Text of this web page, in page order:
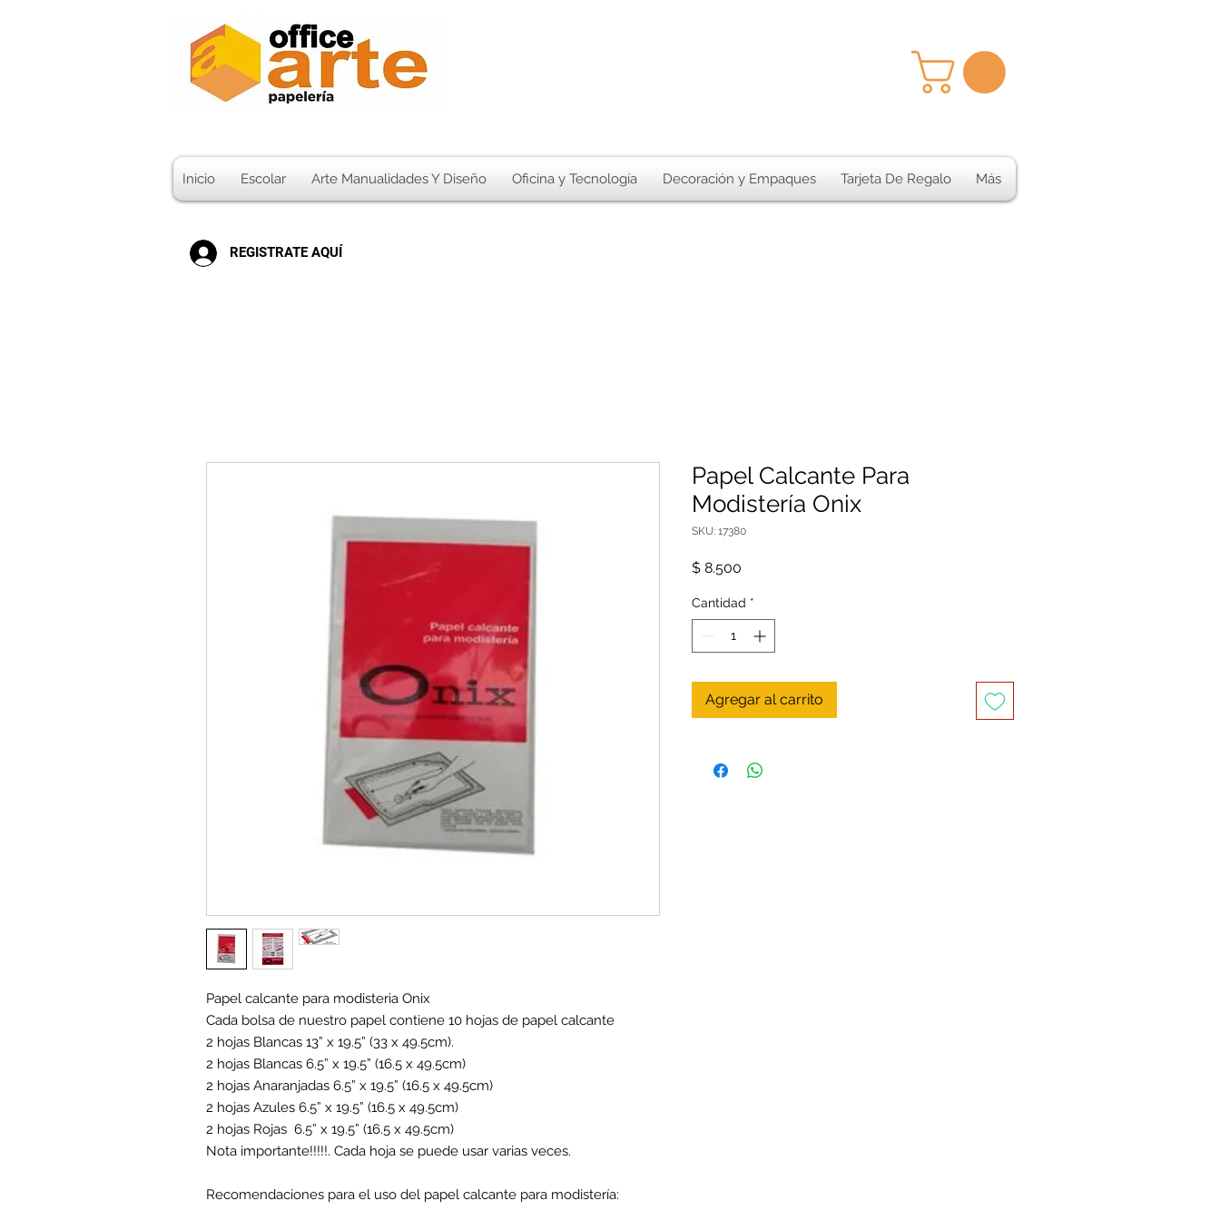
Inicio Escolar Arte Manualidades Y Diseño Oficina y Tecnología Decoración y Empaques Tarjeta De Regalo Más
REGISTRATE AQUÍ
Papel calcante para modisteria Onix
Cada bolsa de nuestro papel contiene 10 hojas de papel calcante
2 hojas Blancas 13” x 19.5” (33 x 49.5cm).
2 hojas Blancas 6.5” x 19.5” (16.5 x 49.5cm)
2 hojas Anaranjadas 6.5” x 19.5” (16.5 x 49.5cm)
2 hojas Azules 6.5” x 19.5” (16.5 x 49.5cm)
2 hojas Rojas 6.5” x 19.5” (16.5 x 49.5cm)
Nota importante!!!!!. Cada hoja se puede usar varias veces.
Recomendaciones para el uso del papel calcante para modistería:
Papel Calcante Para
Modistería Onix
SKU: 17380
$ 8.500
Cantidad *
Agregar al carrito